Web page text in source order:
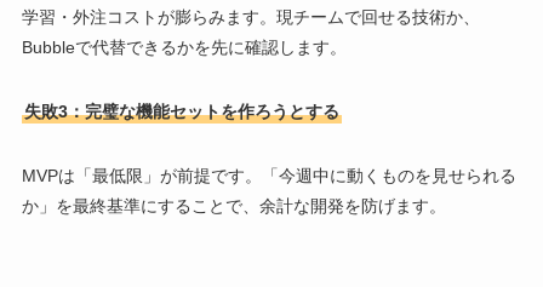
学習・外注コストが膨らみます。現チームで回せる技術か、
Bubbleで代替できるかを先に確認します。
失敗3：完璧な機能セットを作ろうとする
MVPは「最低限」が前提です。「今週中に動くものを見せられる
か」を最終基準にすることで、余計な開発を防げます。